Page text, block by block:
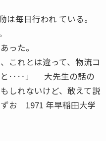
毎日行われ ている。
った。
これとは違って、物流コ
と‥‥」 大先生の話の
しれないけど、敢えて説
お 1971 年早稲田大学